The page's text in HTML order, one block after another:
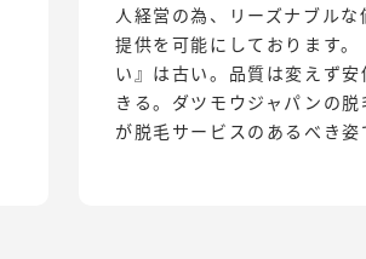
人経営の為、リーズナブルな
提供を可能にしております。
い』は古い。品質は変えず安
きる。ダツモウジャパンの脱
が脱毛サービスのあるべき姿